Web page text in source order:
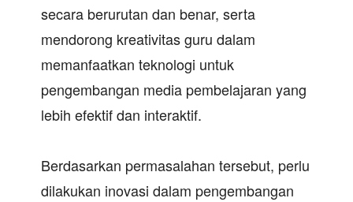
secara berurutan dan benar, serta
mendorong kreativitas guru dalam
memanfaatkan teknologi untuk
pengembangan media pembelajaran yang
lebih efektif dan interaktif.
Berdasarkan permasalahan tersebut, perlu
dilakukan inovasi dalam pengembangan